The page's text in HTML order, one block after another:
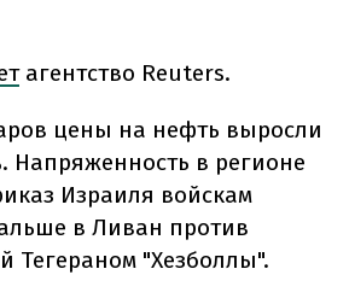
агентство Reuters.
цены на нефть выросли
Напряженность в регионе
Израиля войскам
в Ливан против
Тегераном "Хезболлы".